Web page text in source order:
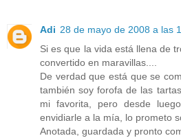
Adi 28 de mayo de 2008 a las
Si es que la vida está llena de
convertido en maravillas....
De verdad que está que se
también soy forofa de las
mi favorita, pero desde
envidiarle a la mía, lo prometo
Anotada, guardada y pronto